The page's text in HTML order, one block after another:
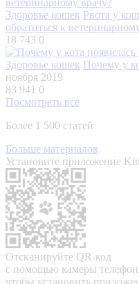
Здоровье кошек Рвота у
обратиться к
18 743 0
Здоровье кошек Почему у
ноября 2019
83 941 0
Посмотреть все
Более 1 500 статей
Больше материалов
Установите приложение
Отсканируйте QR-код
с помощью камеры
чтобы установить